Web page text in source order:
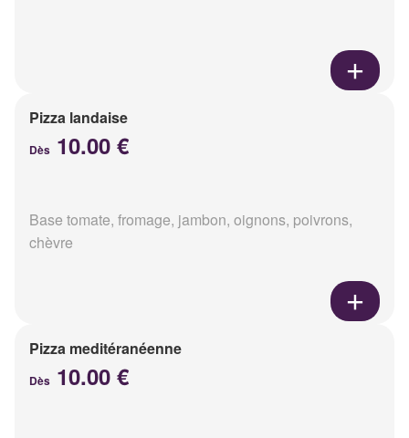
Pizza landaise
Dès 10.00 €
Base tomate, fromage, jambon, oignons, poivrons,
chèvre
Pizza meditéranéenne
Dès 10.00 €